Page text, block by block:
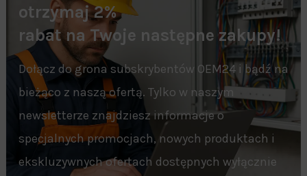
otrzymaj 2%
rabat na Twoje następne zakupy!
Dołącz do grona subskrybentów OEM24 i bądź na
bieżąco z naszą ofertą. Tylko w naszym
newsletterze znajdziesz informacje o
specjalnych promocjach, nowych produktach i
ekskluzywnych ofertach dostępnych wyłącznie